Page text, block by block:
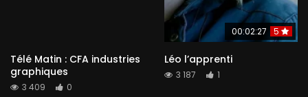
Télé Matin : CFA industries
graphiques
3 409 0
00:02:27 5
Léo l’apprenti
3 187 1